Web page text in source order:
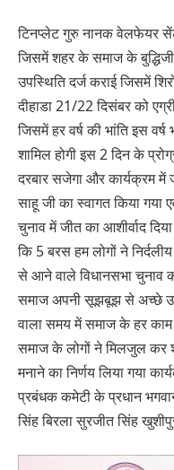
टिनप्लेट गुरु नानक वेलफेयर
जिसमें शहर के समाज के
उपस्थिति दर्ज कराई जिसमें
दीहाडा 21/22 दिसंबर को
जिसमें हर वर्ष की भांति इस
शामिल होगी इस 2 दिन के
दरबार सजेगा और कार्यक्रम में
साहू जी का स्वागत किया
चुनाव में जीत का आशीर्वाद
कि 5 बरस हम लोगों ने
से आने वाले विधानसभा चुनाव
समाज अपनी सूझबूझ से अच्छे
वाला समय में समाज के हर
समाज के लोगों ने मिलजुल कर
मनाने का निर्णय लिया गया
प्रबंधक कमेटी के प्रधान
सिंह बिरला सुरजीत सिंह